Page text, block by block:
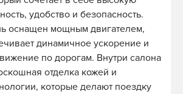
удобство и безопасность.
оснащен мощным двигателем,
динамичное ускорение и
по дорогам. Внутри салона
отделка кожей и
которые делают поездку